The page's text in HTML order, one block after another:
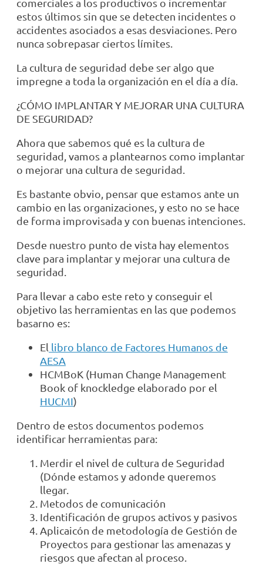
comerciales a los productivos o incrementar
estos últimos sin que se detecten incidentes o
accidentes asociados a esas desviaciones. Pero
nunca sobrepasar ciertos límites.
La cultura de seguridad debe ser algo que
impregne a toda la organización en el día a día.
¿CÓMO IMPLANTAR Y MEJORAR UNA CULTURA
DE SEGURIDAD?
Ahora que sabemos qué es la cultura de
seguridad, vamos a plantearnos como implantar
o mejorar una cultura de seguridad.
Es bastante obvio, pensar que estamos ante un
cambio en las organizaciones, y esto no se hace
de forma improvisada y con buenas intenciones.
Desde nuestro punto de vista hay elementos
clave para implantar y mejorar una cultura de
seguridad.
Para llevar a cabo este reto y conseguir el
objetivo las herramientas en las que podemos
basarno es:
El libro blanco de Factores Humanos de
AESA
HCMBoK (Human Change Management
Book of knockledge elaborado por el
HUCMI)
Dentro de estos documentos podemos
identificar herramientas para:
Merdir el nivel de cultura de Seguridad
(Dónde estamos y adonde queremos
llegar.
Metodos de comunicación
Identificación de grupos activos y pasivos
Aplicaicón de metodología de Gestión de
Proyectos para gestionar las amenazas y
riesgos que afectan al proceso.